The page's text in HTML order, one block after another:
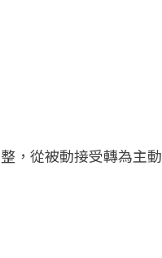
，從被動接受轉為主動